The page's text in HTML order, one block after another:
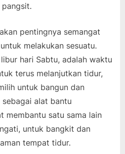
pentingnya semangat
melakukan sesuatu.
hari Sabtu, adalah waktu
terus melanjutkan tidur,
untuk bangun dan
sebagai alat bantu
membantu satu sama lain
untuk bangkit dan
tempat tidur.